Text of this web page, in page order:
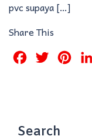
pvc supaya […]
Share This
FacebookTwitter
Search